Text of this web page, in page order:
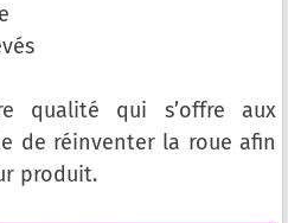
qualité qui s’offre aux
de réinventer la roue afin
produit.